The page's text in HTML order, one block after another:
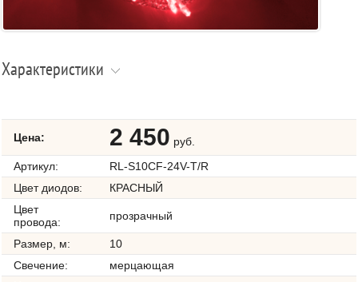
Характеристики
Цена: 2 450 руб.
Артикул:
RL-S10CF-24V-T/R
Цвет диодов:
КРАСНЫЙ
Цвет
провода:
прозрачный
Размер, м:
10
Свечение:
мерцающая